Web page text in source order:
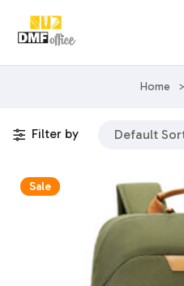
Home >
Filter by
Sale